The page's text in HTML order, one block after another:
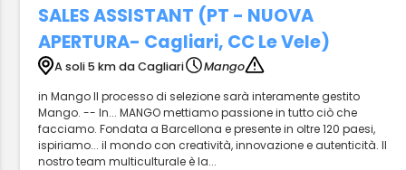
SALES ASSISTANT (PT - NUOVA
APERTURA- Cagliari, CC Le Vele)
A soli 5 km da Cagliari
Mango
in Mango Il processo di selezione sarà interamente gestito
Mango. -- In... MANGO mettiamo passione in tutto ciò che
facciamo. Fondata a Barcellona e presente in oltre 120 paesi,
ispiriamo... il mondo con creatività, innovazione e autenticità. Il
nostro team multiculturale è la...